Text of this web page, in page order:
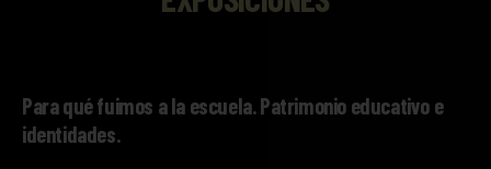
Para qué fuimos a la escuela. Patrimonio educativo e
identidades.